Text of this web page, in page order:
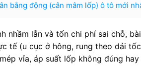
bằng động (cân mâm lốp) ô tô mới
nhầm lẫn và tốn chi phí sai chỗ,
tế (u cục ở hông, rung theo dải
vỉa, áp suất lốp không đúng hay